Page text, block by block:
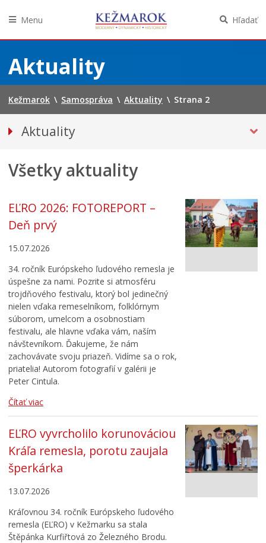
obsah
Menu Hľadať
Aktuality
Kežmarok \ Samospráva \ Aktuality \ Strana 2
Aktuality
Spravodajstvo
Školstvo
Bezpečnosť
Cirkev
Šport
Všetky aktuality
EĽRO 2026: FOTOREPORT –
Deň prvý
15.07.2026
34. ročník Európskeho ľudového remesla je
úspešne za nami. Pozrite si atmosféru
trojdňového festivalu, ktorý bol jedinečný
nielen vďaka remeselníkom, folklórnym
súborom, umelcom a osobnostiam
festivalu, ale hlavne vďaka vám, naším
návštevníkom. Ďakujeme, že nám
zachovávate svoju priazeň. Vidíme sa o rok,
priatelia! Autorom fotografií v galérii je
Peter Cintula.
Čítať viac
EĽRO vyvrcholilo korunováciou
Kráľa remesla, porotu zaujala
šperkárka
13.07.2026
Kráľovnou 34. ročník Európskeho ľudového
remesla (EĽRO) v Kežmarku sa stala
Štěpánka Kurfiřtová zo Železného Brodu.